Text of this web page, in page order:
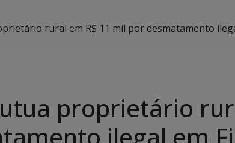
rural em R$ 11 mil por desmatamento
proprietário